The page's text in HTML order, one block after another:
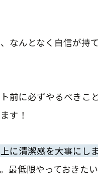
、なんとなく自信が
前に必ずやるべきこ
す！
に清潔感を大事にしま
最低限やっておきた